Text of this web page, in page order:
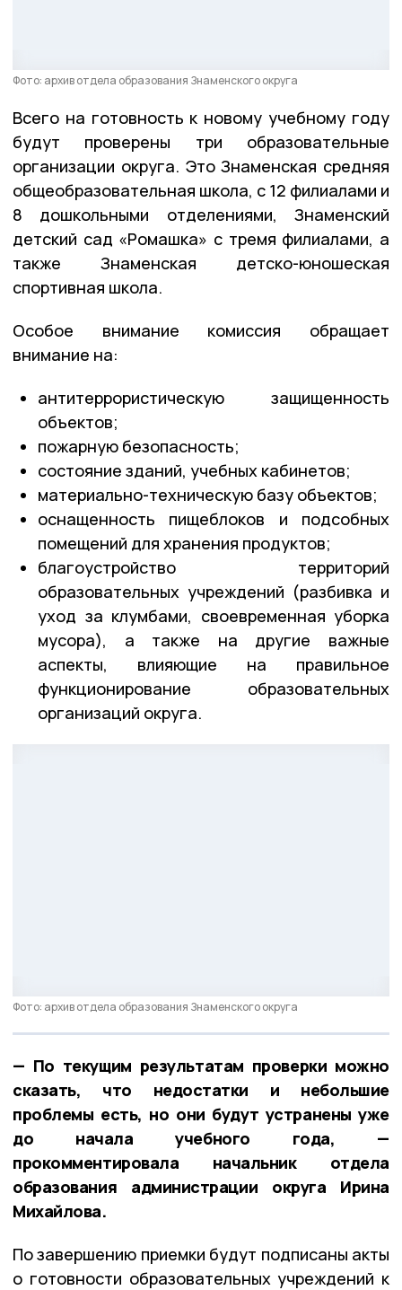
Фото: архив отдела образования Знаменского округа
Всего на готовность к новому учебному году
будут проверены три образовательные
организации округа. Это Знаменская средняя
общеобразовательная школа, с 12 филиалами и
8 дошкольными отделениями, Знаменский
детский сад «Ромашка» с тремя филиалами, а
также Знаменская детско-юношеская
спортивная школа.
Особое внимание комиссия обращает
внимание на:
антитеррористическую защищенность
объектов;
пожарную безопасность;
состояние зданий, учебных кабинетов;
материально-техническую базу объектов;
оснащенность пищеблоков и подсобных
помещений для хранения продуктов;
благоустройство территорий
образовательных учреждений (разбивка и
уход за клумбами, своевременная уборка
мусора), а также на другие важные
аспекты, влияющие на правильное
функционирование образовательных
организаций округа.
Фото: архив отдела образования Знаменского округа
— По текущим результатам проверки можно
сказать, что недостатки и небольшие
проблемы есть, но они будут устранены уже
до начала учебного года, —
прокомментировала начальник отдела
образования администрации округа Ирина
Михайлова.
По завершению приемки будут подписаны акты
о готовности образовательных учреждений к